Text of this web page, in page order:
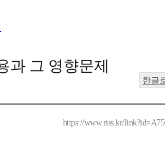
과 그 영향문제
한글
https://www.riss.kr/